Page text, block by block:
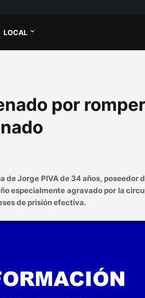
LOCAL
por
de Jorge PIVA de 34 años, poseedor
especialmente agravado por la
de prisión efectiva.